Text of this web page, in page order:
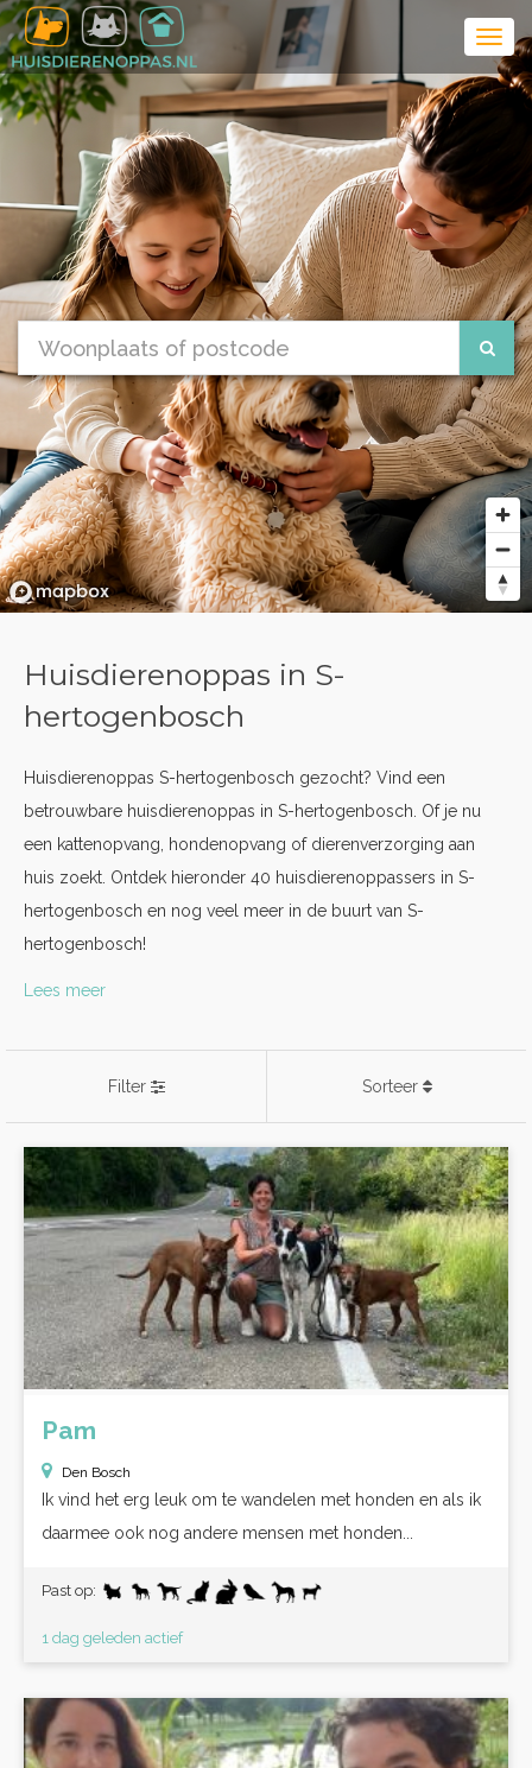
Huisdierenoppas in S-
hertogenbosch
Huisdierenoppas S-hertogenbosch gezocht? Vind een
betrouwbare huisdierenoppas in S-hertogenbosch. Of je nu
een kattenopvang, hondenopvang of dierenverzorging aan
huis zoekt. Ontdek hieronder 40 huisdierenoppassers in S-
hertogenbosch en nog veel meer in de buurt van S-
hertogenbosch!
Lees meer
Filter Sorteer
Pam
Den Bosch
Ik vind het erg leuk om te wandelen met honden en als ik
daarmee ook nog andere mensen met honden...
Past op:
1 dag geleden actief